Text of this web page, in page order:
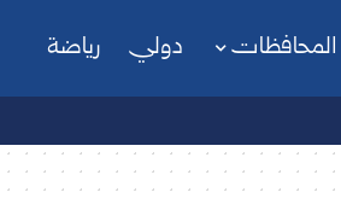
المحافظات دولي رياضة